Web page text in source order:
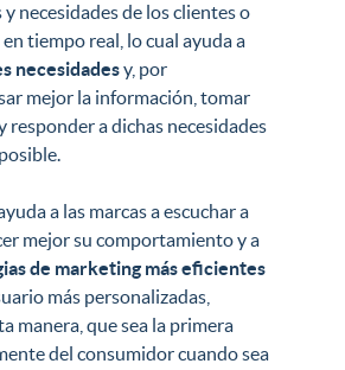
necesidades de los clientes o
tiempo real, lo cual ayuda a
necesidadesy, por
mejor la información, tomar
responder a dichas necesidades
a las marcas a escuchar a
mejor su comportamiento y a
de marketing más eficientes
más personalizadas,
manera, que sea la primera
del consumidor cuando sea